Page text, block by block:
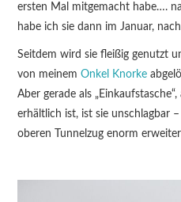
ersten Mal mitgemacht habe….
habe ich sie dann im Januar,
Seitdem wird sie fleißig genutzt
von meinemOnkel Knorke
Aber gerade als
erhältlich ist, ist sie unschlagbar
oberen Tunnelzug enorm